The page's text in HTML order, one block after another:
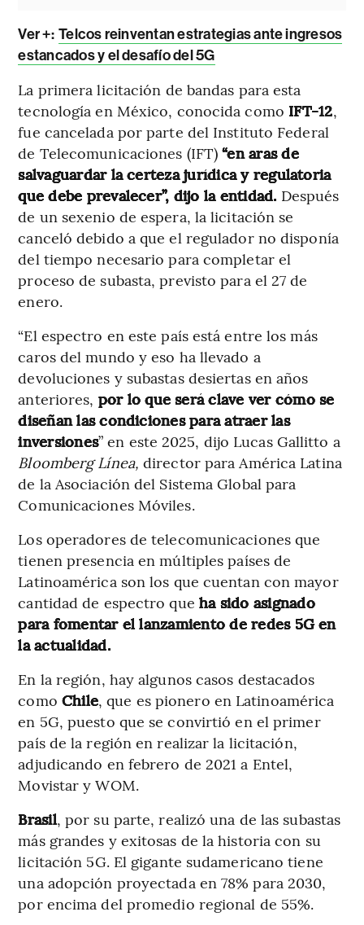
Ver +: Telcos reinventan estrategias ante ingresos
estancados y el desafío del 5G
La primera licitación de bandas para esta
tecnología en México, conocida como IFT-12,
fue cancelada por parte del Instituto Federal
de Telecomunicaciones (IFT)“en aras de
salvaguardar la certeza jurídica y regulatoria
que debe prevalecer”, dijo la entidad. Después
de un sexenio de espera, la licitación se
canceló debido a que el regulador no disponía
del tiempo necesario para completar el
proceso de subasta, previsto para el 27 de
enero.
“El espectro en este país está entre los más
caros del mundo y eso ha llevado a
devoluciones y subastas desiertas en años
anteriores, por lo que será clave ver cómo se
diseñan las condiciones para atraer las
inversiones” en este 2025, dijo Lucas Gallitto a
Bloomberg Línea,director para América Latina
de la Asociación del Sistema Global para
Comunicaciones Móviles.
Los operadores de telecomunicaciones que
tienen presencia en múltiples países de
Latinoamérica son los que cuentan con mayor
cantidad de espectro que ha sido asignado
para fomentar el lanzamiento de redes 5G en
la actualidad.
En la región, hay algunos casos destacados
como Chile, que es pionero en Latinoamérica
en 5G, puesto que se convirtió en el primer
país de la región en realizar la licitación,
adjudicando en febrero de 2021 a Entel,
Movistar y WOM.
Brasil, por su parte, realizó una de las subastas
más grandes y exitosas de la historia con su
licitación 5G. El gigante sudamericano tiene
una adopción proyectada en 78% para 2030,
por encima del promedio regional de 55%.